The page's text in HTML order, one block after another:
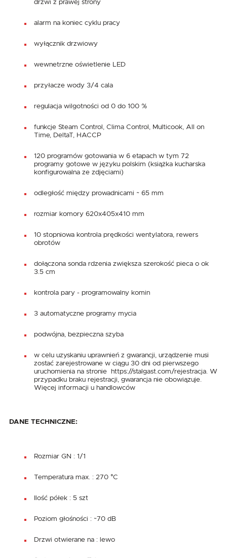
drzwi z prawej strony
alarm na koniec cyklu pracy
wyłącznik drzwiowy
wewnetrzne oświetlenie LED
przyłacze wody 3/4 cala
regulacja wilgotności od 0 do 100 %
funkcje Steam Control, Clima Control, Multicook, All on
Time, DeltaT, HACCP
120 programów gotowania w 6 etapach w tym 72
programy gotowe w języku polskim (książka kucharska
konfigurowalna ze zdjęciami)
odległość między prowadnicami ~ 65 mm
rozmiar komory 620x405x410 mm
10 stopniowa kontrola prędkości wentylatora, rewers
obrotów
dołączona sonda rdzenia zwiększa szerokość pieca o ok
3.5 cm
kontrola pary - programowalny komin
3 automatyczne programy mycia
podwójna, bezpieczna szyba
w celu uzyskaniu uprawnień z gwarancji, urządzenie musi
zostać zarejestrowane w ciągu 30 dni od pierwszego
uruchomienia na stronie https://stalgast.com/rejestracja. W
przypadku braku rejestracji, gwarancja nie obowiązuje.
Więcej informacji u handlowców
DANE TECHNICZNE:
Rozmiar GN : 1/1
Temperatura max. : 270 °C
Ilość półek : 5 szt
Poziom głośności : ~70 dB
Drzwi otwierane na : lewo